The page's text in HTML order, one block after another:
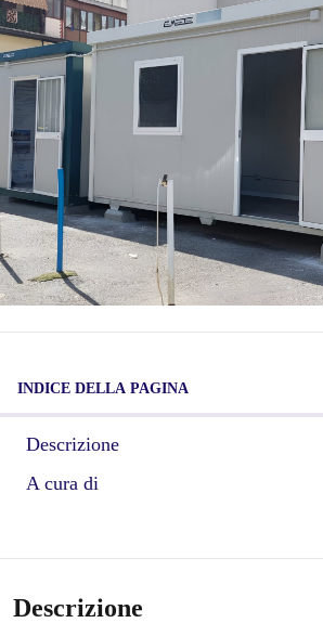
INDICE DELLA PAGINA
Descrizione
A cura di
Descrizione